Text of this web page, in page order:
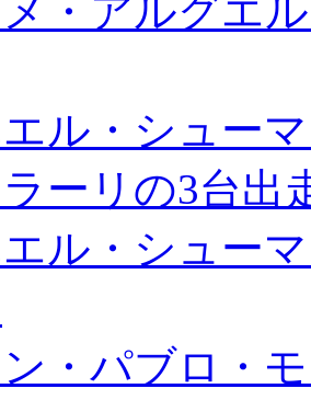
・アルグエ
エル・シュー
ーリの3台出
エル・シュー
・パブロ・